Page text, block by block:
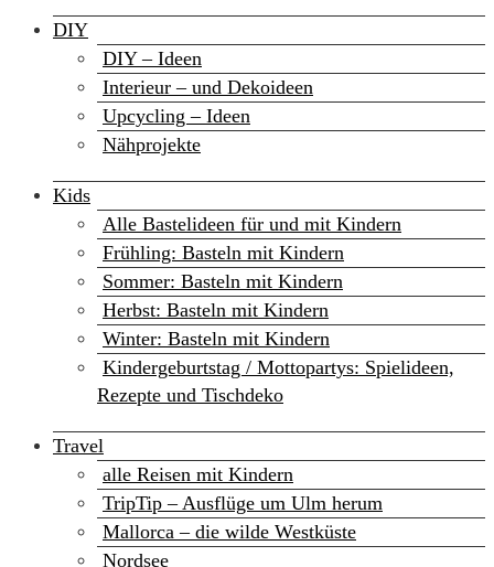
DIY
DIY – Ideen
Interieur – und Dekoideen
Upcycling – Ideen
Nähprojekte
Kids
Alle Bastelideen für und mit Kindern
Frühling: Basteln mit Kindern
Sommer: Basteln mit Kindern
Herbst: Basteln mit Kindern
Winter: Basteln mit Kindern
Kindergeburtstag / Mottopartys: Spielideen,
Rezepte und Tischdeko
Travel
alle Reisen mit Kindern
TripTip – Ausflüge um Ulm herum
Mallorca – die wilde Westküste
Nordsee